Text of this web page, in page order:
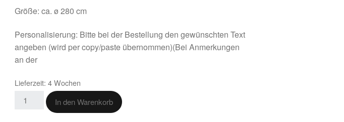
Größe: ca. ø 280 cm
Personalisierung: Bitte bei der Bestellung den gewünschten Text
angeben (wird per copy/paste übernommen)(Bei Anmerkungen
an der
Lieferzeit:4 Wochen
In den Warenkorb